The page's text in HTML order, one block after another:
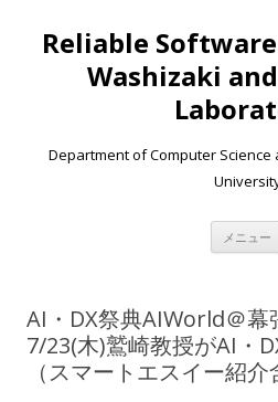
Reliable
Washizaki
Department of Computer Science
メニュー
AI・DX祭典AIWorld＠幕
7/23(木)鷲崎教授がAI・
（スマートエスイー紹介